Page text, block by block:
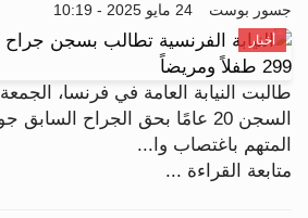
جسور بوست 24 مايو 2025 - 10:19
أخبار
طالبت النيابة العامة في فرنسا،
السجن 20 عامًا بحق الجراح
المتهم باغتصاب وا...
متابعة القراءة ...